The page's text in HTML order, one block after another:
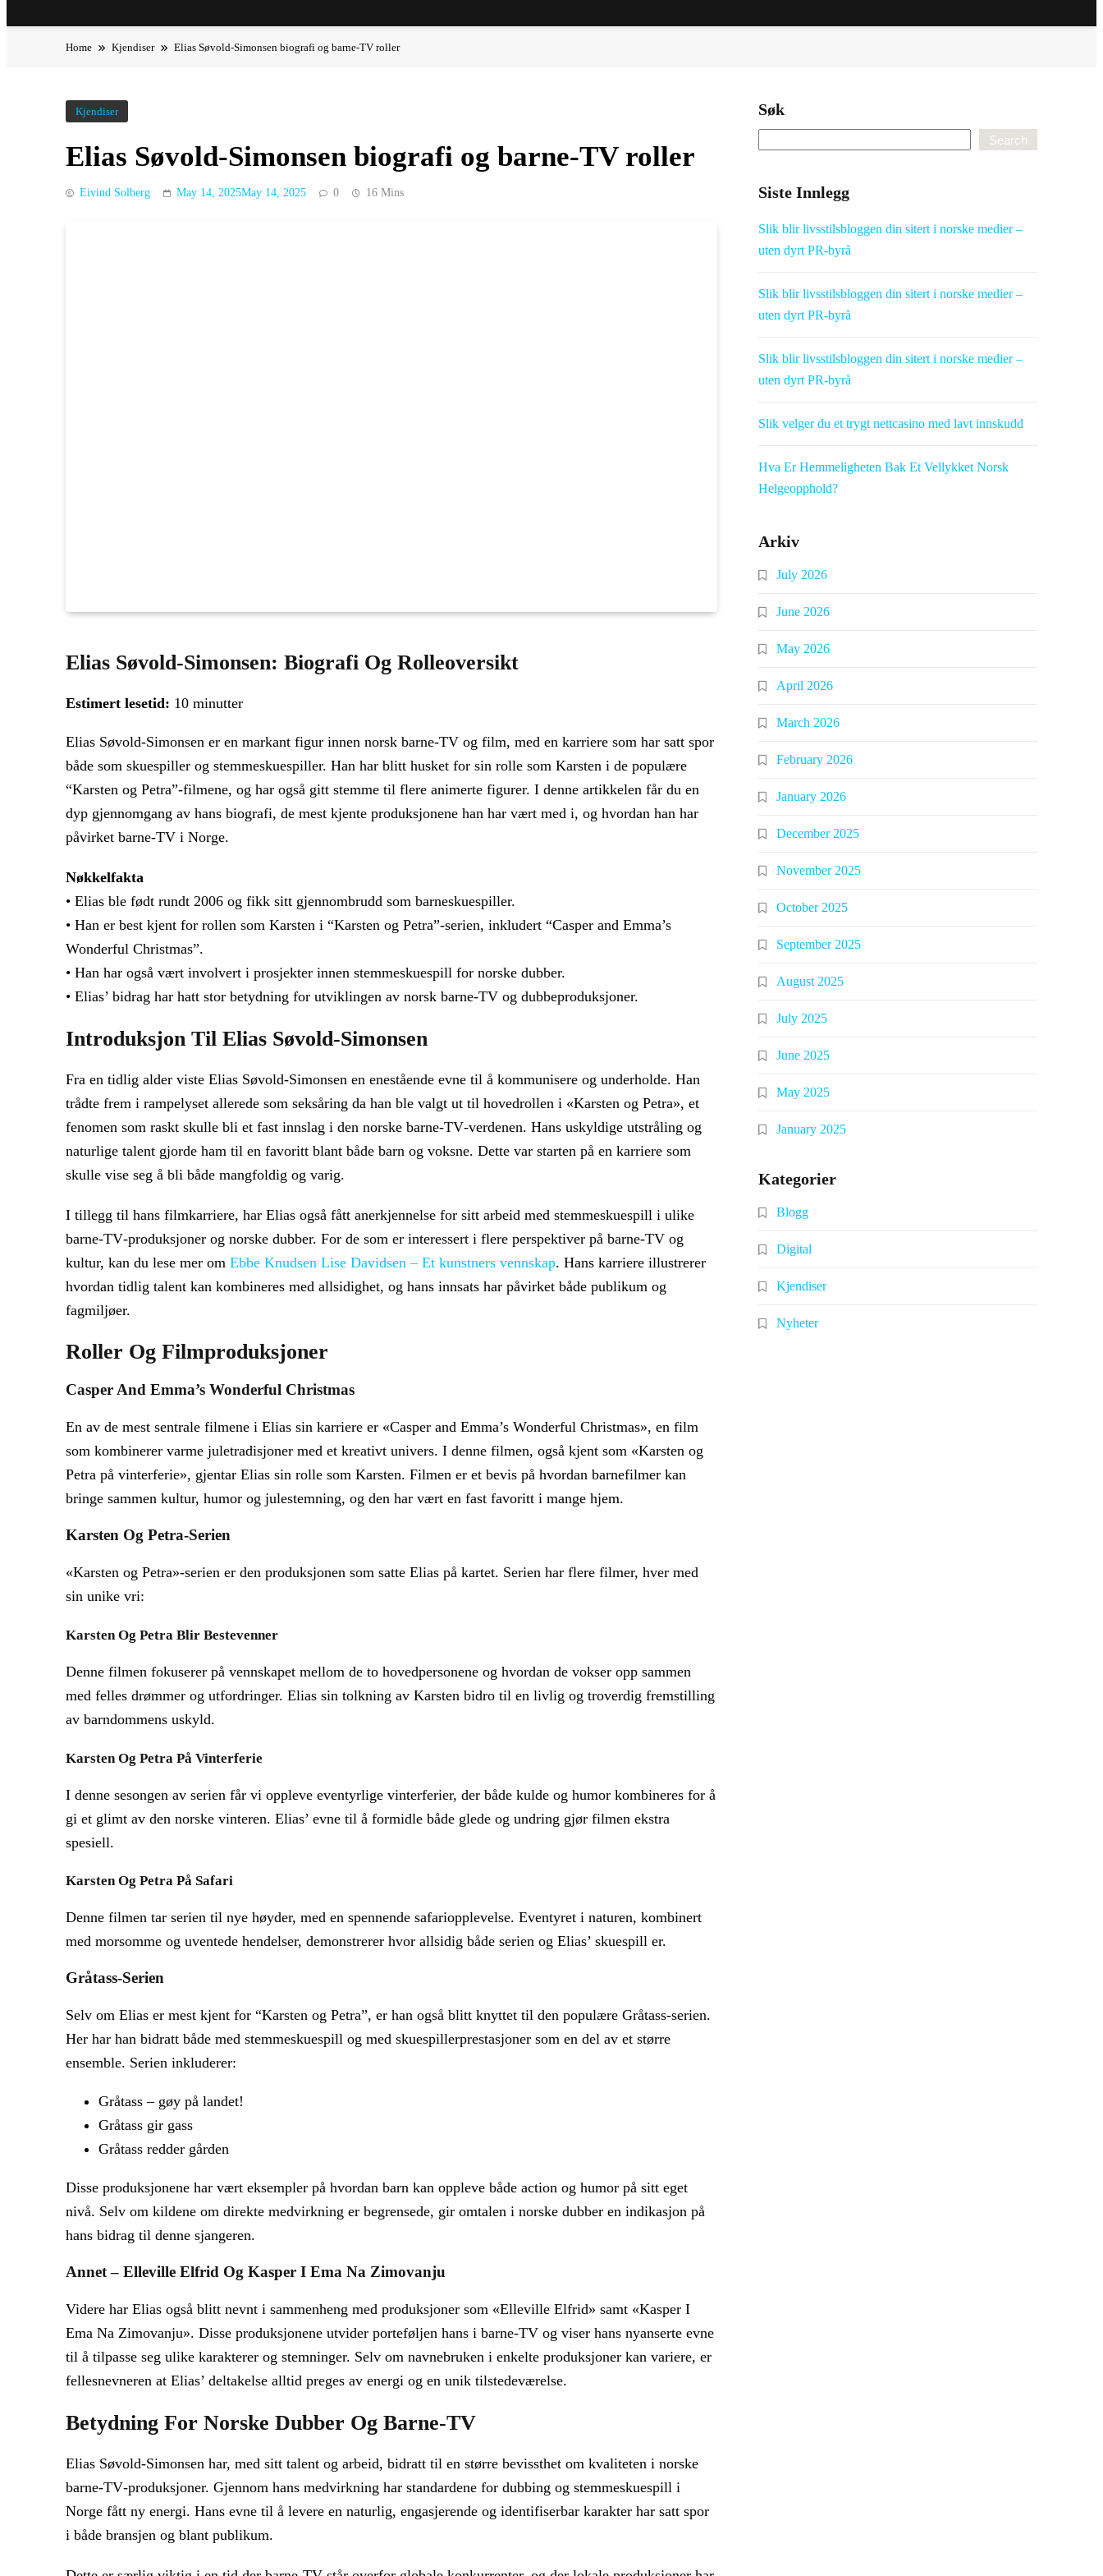
Home Kjendiser Elias Søvold-Simonsen biografi og barne-TV roller
Kjendiser
Elias Søvold-Simonsen biografi og barne-TV roller
Eivind Solberg May 14, 2025May 14, 2025 0 16 Mins
Elias Søvold-Simonsen: Biografi Og Rolleoversikt
Estimert lesetid: 10 minutter
Elias Søvold-Simonsen er en markant figur innen norsk barne‑TV og film, med en karriere som har satt spor
både som skuespiller og stemmeskuespiller. Han har blitt husket for sin rolle som Karsten i de populære
“Karsten og Petra”-filmene, og har også gitt stemme til flere animerte figurer. I denne artikkelen får du en
dyp gjennomgang av hans biografi, de mest kjente produksjonene han har vært med i, og hvordan han har
påvirket barne‑TV i Norge.
Nøkkelfakta
• Elias ble født rundt 2006 og fikk sitt gjennombrudd som barneskuespiller.
• Han er best kjent for rollen som Karsten i “Karsten og Petra”-serien, inkludert “Casper and Emma’s
Wonderful Christmas”.
• Han har også vært involvert i prosjekter innen stemmeskuespill for norske dubber.
• Elias’ bidrag har hatt stor betydning for utviklingen av norsk barne‑TV og dubbeproduksjoner.
Introduksjon Til Elias Søvold-Simonsen
Fra en tidlig alder viste Elias Søvold-Simonsen en enestående evne til å kommunisere og underholde. Han
trådte frem i rampelyset allerede som seksåring da han ble valgt ut til hovedrollen i «Karsten og Petra», et
fenomen som raskt skulle bli et fast innslag i den norske barne‑TV‑verdenen. Hans uskyldige utstråling og
naturlige talent gjorde ham til en favoritt blant både barn og voksne. Dette var starten på en karriere som
skulle vise seg å bli både mangfoldig og varig.
I tillegg til hans filmkarriere, har Elias også fått anerkjennelse for sitt arbeid med stemmeskuespill i ulike
barne‑TV‑produksjoner og norske dubber. For de som er interessert i flere perspektiver på barne‑TV og
kultur, kan du lese mer om Ebbe Knudsen Lise Davidsen – Et kunstners vennskap. Hans karriere illustrerer
hvordan tidlig talent kan kombineres med allsidighet, og hans innsats har påvirket både publikum og
fagmiljøer.
Roller Og Filmproduksjoner
Casper And Emma’s Wonderful Christmas
En av de mest sentrale filmene i Elias sin karriere er «Casper and Emma’s Wonderful Christmas», en film
som kombinerer varme juletradisjoner med et kreativt univers. I denne filmen, også kjent som «Karsten og
Petra på vinterferie», gjentar Elias sin rolle som Karsten. Filmen er et bevis på hvordan barnefilmer kan
bringe sammen kultur, humor og julestemning, og den har vært en fast favoritt i mange hjem.
Karsten Og Petra-Serien
«Karsten og Petra»-serien er den produksjonen som satte Elias på kartet. Serien har flere filmer, hver med
sin unike vri:
Karsten Og Petra Blir Bestevenner
Denne filmen fokuserer på vennskapet mellom de to hovedpersonene og hvordan de vokser opp sammen
med felles drømmer og utfordringer. Elias sin tolkning av Karsten bidro til en livlig og troverdig fremstilling
av barndommens uskyld.
Karsten Og Petra På Vinterferie
I denne sesongen av serien får vi oppleve eventyrlige vinterferier, der både kulde og humor kombineres for å
gi et glimt av den norske vinteren. Elias’ evne til å formidle både glede og undring gjør filmen ekstra
spesiell.
Karsten Og Petra På Safari
Denne filmen tar serien til nye høyder, med en spennende safariopplevelse. Eventyret i naturen, kombinert
med morsomme og uventede hendelser, demonstrerer hvor allsidig både serien og Elias’ skuespill er.
Gråtass-Serien
Selv om Elias er mest kjent for “Karsten og Petra”, er han også blitt knyttet til den populære Gråtass-serien.
Her har han bidratt både med stemmeskuespill og med skuespillerprestasjoner som en del av et større
ensemble. Serien inkluderer:
Gråtass – gøy på landet!
Gråtass gir gass
Gråtass redder gården
Disse produksjonene har vært eksempler på hvordan barn kan oppleve både action og humor på sitt eget
nivå. Selv om kildene om direkte medvirkning er begrensede, gir omtalen i norske dubber en indikasjon på
hans bidrag til denne sjangeren.
Annet – Elleville Elfrid Og Kasper I Ema Na Zimovanju
Videre har Elias også blitt nevnt i sammenheng med produksjoner som «Elleville Elfrid» samt «Kasper I
Ema Na Zimovanju». Disse produksjonene utvider porteføljen hans i barne‑TV og viser hans nyanserte evne
til å tilpasse seg ulike karakterer og stemninger. Selv om navnebruken i enkelte produksjoner kan variere, er
fellesnevneren at Elias’ deltakelse alltid preges av energi og en unik tilstedeværelse.
Betydning For Norske Dubber Og Barne‑TV
Elias Søvold-Simonsen har, med sitt talent og arbeid, bidratt til en større bevissthet om kvaliteten i norske
barne‑TV‑produksjoner. Gjennom hans medvirkning har standardene for dubbing og stemmeskuespill i
Norge fått ny energi. Hans evne til å levere en naturlig, engasjerende og identifiserbar karakter har satt spor
i både bransjen og blant publikum.
Søk
Search
Siste Innlegg
Slik blir livsstilsbloggen din sitert i norske medier –
uten dyrt PR-byrå
Slik blir livsstilsbloggen din sitert i norske medier –
uten dyrt PR-byrå
Slik blir livsstilsbloggen din sitert i norske medier –
uten dyrt PR-byrå
Slik velger du et trygt nettcasino med lavt innskudd
Hva Er Hemmeligheten Bak Et Vellykket Norsk
Helgeopphold?
Arkiv
July 2026
June 2026
May 2026
April 2026
March 2026
February 2026
January 2026
December 2025
November 2025
October 2025
September 2025
August 2025
July 2025
June 2025
May 2025
January 2025
Kategorier
Blogg
Digital
Kjendiser
Nyheter